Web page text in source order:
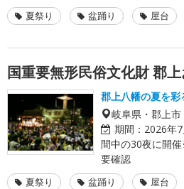
夏祭り 盆踊り 屋台
国重要無形民俗文化財 郡
郡上八幡の夏を
岐阜県・郡上市
期間： 2026年
間中の30夜に開
要確認
夏祭り 盆踊り 屋台